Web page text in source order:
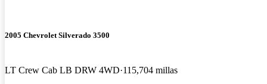
2005 Chevrolet Silverado 3500
LT Crew Cab LB DRW 4WD 115,704 millas